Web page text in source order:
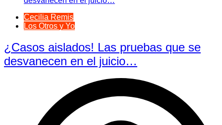
Cecilia Remis
Los Otros y Yo
¿Casos aislados! Las pruebas que se
desvanecen en el juicio…